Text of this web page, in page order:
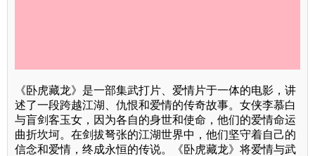
《卧虎藏龙》是一部集武打片、爱情片于一体的电影，讲
述了一段跨越江湖、仇恨和爱情的传奇故事。女侠李慕白
与盲剑客玉女，因为各自的身世和使命，他们的爱情命运
曲折坎坷。在剑拔弩张的江湖世界中，他们坚守着自己的
信念和爱情，终成永恒的传说。《卧虎藏龙》将爱情与武